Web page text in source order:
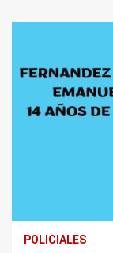
POLICIALES